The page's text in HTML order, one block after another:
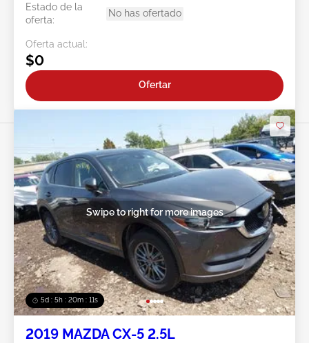
Estado de la
oferta:
No has ofertado
Oferta actual:
$0
Ofertar
5d : 5h : 20m : 08s
Swipe to right for more images
2019 MAZDA CX-5 2.5L